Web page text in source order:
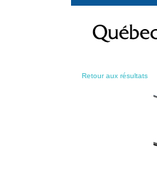
contenu
Retour aux résultats